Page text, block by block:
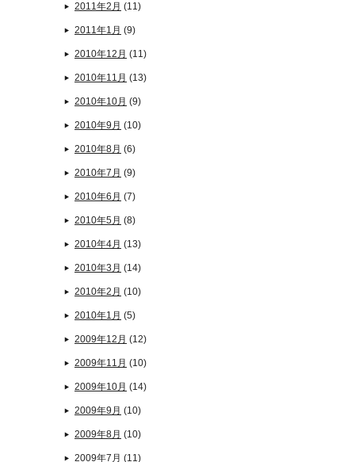
2011年2月 (11)
2011年1月 (9)
2010年12月 (11)
2010年11月 (13)
2010年10月 (9)
2010年9月 (10)
2010年8月 (6)
2010年7月 (9)
2010年6月 (7)
2010年5月 (8)
2010年4月 (13)
2010年3月 (14)
2010年2月 (10)
2010年1月 (5)
2009年12月 (12)
2009年11月 (10)
2009年10月 (14)
2009年9月 (10)
2009年8月 (10)
2009年7月 (11)